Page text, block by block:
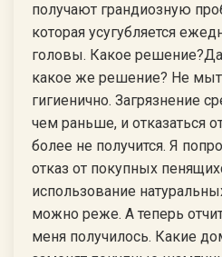
получают грандиозную
которая усугубляется
головы. Какое
какое же решение? Не
гигиенично. Загрязнение
чем раньше, и отказаться
более не получится. Я
отказ от покупных
использование
можно реже. А теперь
меня получилось. Какие